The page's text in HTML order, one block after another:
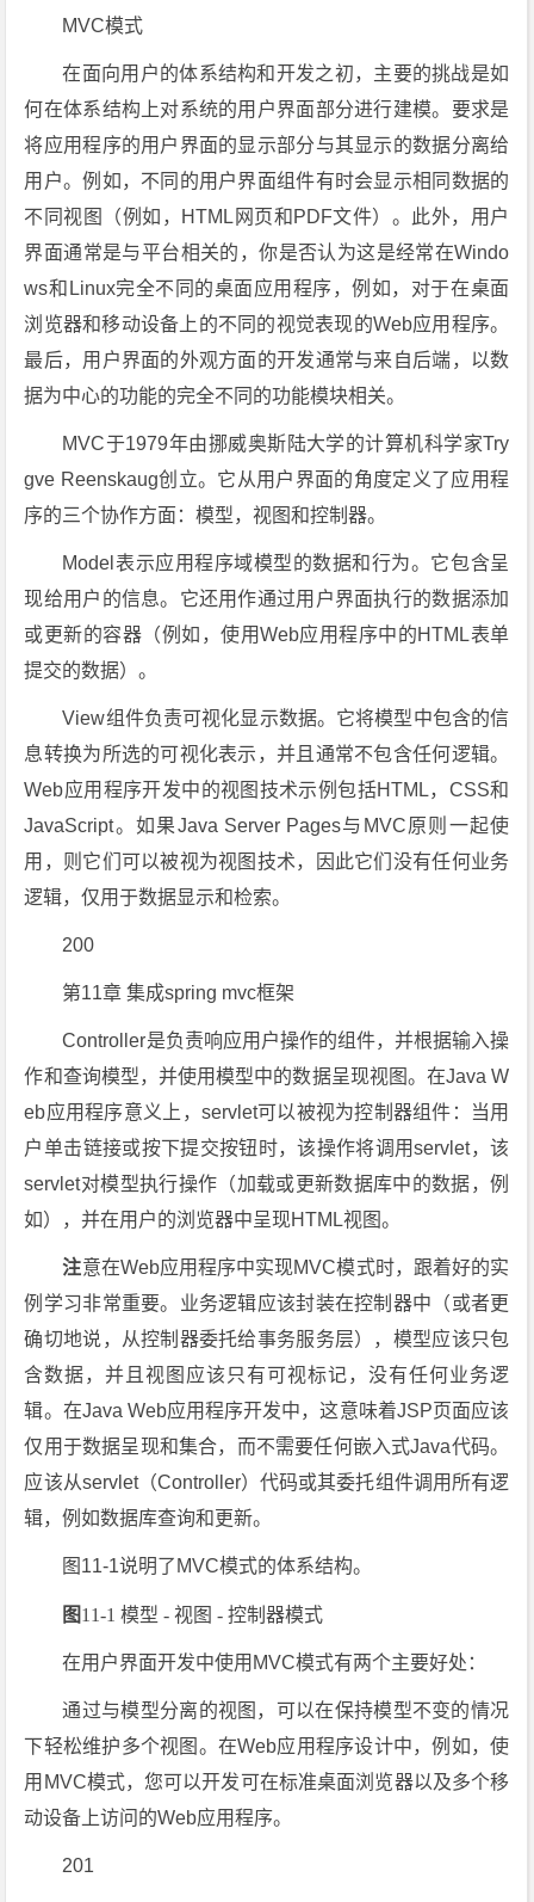
MVC模式
在面向用户的体系结构和开发之初，主要的挑战是如
何在体系结构上对系统的用户界面部分进行建模。要求是
将应用程序的用户界面的显示部分与其显示的数据分离给
用户。例如，不同的用户界面组件有时会显示相同数据的
不同视图（例如，HTML网页和PDF文件）。此外，用户
界面通常是与平台相关的，你是否认为这是经常在Windo
ws和Linux完全不同的桌面应用程序，例如，对于在桌面
浏览器和移动设备上的不同的视觉表现的Web应用程序。
最后，用户界面的外观方面的开发通常与来自后端，以数
据为中心的功能的完全不同的功能模块相关。
MVC于1979年由挪威奥斯陆大学的计算机科学家Try
gve Reenskaug创立。它从用户界面的角度定义了应用程
序的三个协作方面：模型，视图和控制器。
Model表示应用程序域模型的数据和行为。它包含呈
现给用户的信息。它还用作通过用户界面执行的数据添加
或更新的容器（例如，使用Web应用程序中的HTML表单
提交的数据）。
View组件负责可视化显示数据。它将模型中包含的信
息转换为所选的可视化表示，并且通常不包含任何逻辑。
Web应用程序开发中的视图技术示例包括HTML，CSS和
JavaScript。如果Java Server Pages与MVC原则一起使
用，则它们可以被视为视图技术，因此它们没有任何业务
逻辑，仅用于数据显示和检索。
200
第11章 集成spring mvc框架
Controller是负责响应用户操作的组件，并根据输入操
作和查询模型，并使用模型中的数据呈现视图。在Java W
eb应用程序意义上，servlet可以被视为控制器组件：当用
户单击链接或按下提交按钮时，该操作将调用servlet，该
servlet对模型执行操作（加载或更新数据库中的数据，例
如），并在用户的浏览器中呈现HTML视图。
注意在Web应用程序中实现MVC模式时，跟着好的实
例学习非常重要。业务逻辑应该封装在控制器中（或者更
确切地说，从控制器委托给事务服务层），模型应该只包
含数据，并且视图应该只有可视标记，没有任何业务逻
辑。在Java Web应用程序开发中，这意味着JSP页面应该
仅用于数据呈现和集合，而不需要任何嵌入式Java代码。
应该从servlet（Controller）代码或其委托组件调用所有逻
辑，例如数据库查询和更新。
图11-1说明了MVC模式的体系结构。
图11-1 模型 - 视图 - 控制器模式
在用户界面开发中使用MVC模式有两个主要好处：
通过与模型分离的视图，可以在保持模型不变的情况
下轻松维护多个视图。在Web应用程序设计中，例如，使
用MVC模式，您可以开发可在标准桌面浏览器以及多个移
动设备上访问的Web应用程序。
201